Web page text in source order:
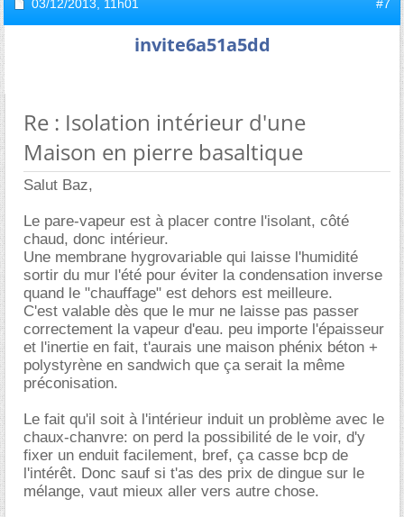
03/12/2013, 11h01 #7
invite6a51a5dd
Re : Isolation intérieur d'une
Maison en pierre basaltique
Salut Baz,
Le pare-vapeur est à placer contre l'isolant, côté
chaud, donc intérieur.
Une membrane hygrovariable qui laisse l'humidité
sortir du mur l'été pour éviter la condensation inverse
quand le "chauffage" est dehors est meilleure.
C'est valable dès que le mur ne laisse pas passer
correctement la vapeur d'eau. peu importe l'épaisseur
et l'inertie en fait, t'aurais une maison phénix béton +
polystyrène en sandwich que ça serait la même
préconisation.
Le fait qu'il soit à l'intérieur induit un problème avec le
chaux-chanvre: on perd la possibilité de le voir, d'y
fixer un enduit facilement, bref, ça casse bcp de
l'intérêt. Donc sauf si t'as des prix de dingue sur le
mélange, vaut mieux aller vers autre chose.